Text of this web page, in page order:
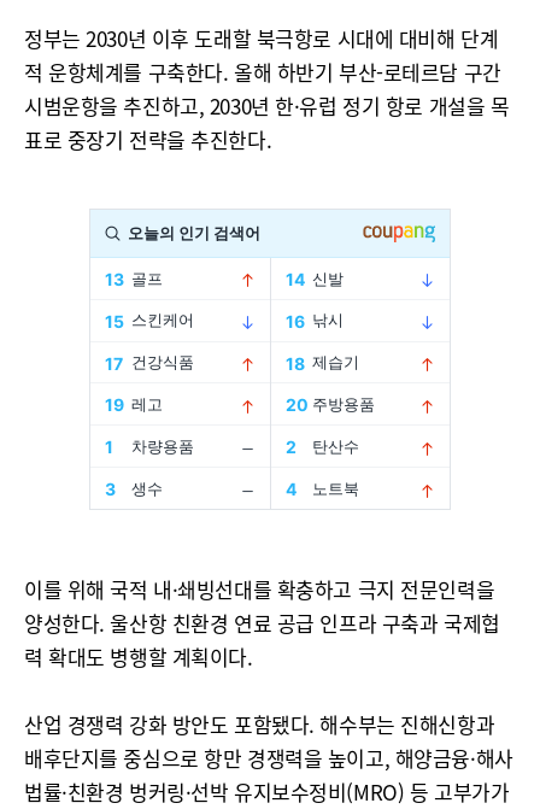
정부는 2030년 이후 도래할 북극항로 시대에 대비해 단계
적 운항체계를 구축한다. 올해 하반기 부산-로테르담 구간
시범운항을 추진하고, 2030년 한·유럽 정기 항로 개설을 목
표로 중장기 전략을 추진한다.
이를 위해 국적 내·쇄빙선대를 확충하고 극지 전문인력을
양성한다. 울산항 친환경 연료 공급 인프라 구축과 국제협
력 확대도 병행할 계획이다.
산업 경쟁력 강화 방안도 포함됐다. 해수부는 진해신항과
배후단지를 중심으로 항만 경쟁력을 높이고, 해양금융·해사
법률·친환경 벙커링·선박 유지보수정비(MRO) 등 고부가가